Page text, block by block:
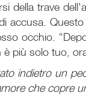
della trave
accusa.
occhio.
è più solo tuo,
indietro un
che copre